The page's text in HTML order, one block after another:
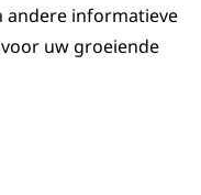
andere informatieve
uw groeiende